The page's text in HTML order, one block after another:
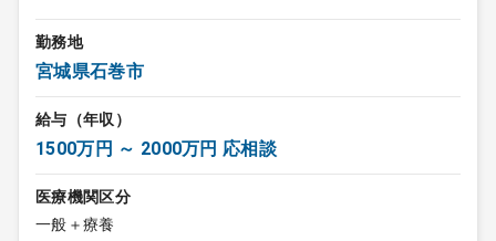
勤務地
宮城県石巻市
給与（年収）
1500万円 ～ 2000万円 応相談
医療機関区分
一般＋療養